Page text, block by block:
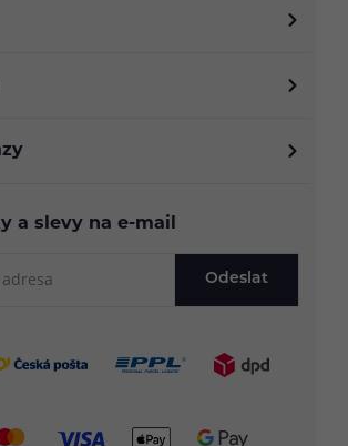
a slevy na e-mail
Odeslat